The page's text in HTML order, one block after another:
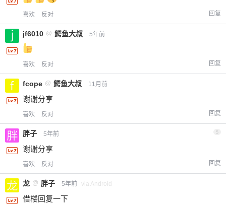
喜欢 反对 回复
jf6010 @ 鳄鱼大叔 5年前
喜欢 反对 回复
fcope @ 鳄鱼大叔 11月前
谢谢分享
喜欢 反对 回复
胖子 5年前 5
谢谢分享
喜欢 反对 回复
龙 @ 胖子 5年前 via Android
借楼回复一下